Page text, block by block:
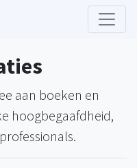
aan boeken en
hoogbegaafdheid,